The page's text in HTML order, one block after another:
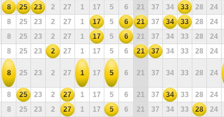
8 25 23 2 27 1 17 5 6 21 37 34 33 28 24
8 25 23 2 27 1 17 5 6 21 37 34 33 28 24
8 25 23 2 27 1 17 5 6 21 37 34 33 28 24
8 25 23 2 27 1 17 5 6 21 37 34 33 28 24
8 25 23 2 27 1 17 5 6 21 37 34 33 28 24
8 25 23 2 27 1 17 5 6 21 37 34 33 28 24
8 25 23 2 27 1 17 5 6 21 37 34 33 28 24